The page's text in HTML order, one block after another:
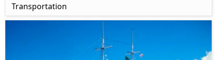
Transportation